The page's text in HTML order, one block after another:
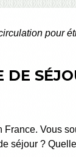
pour
DE
Vous
séjour ?